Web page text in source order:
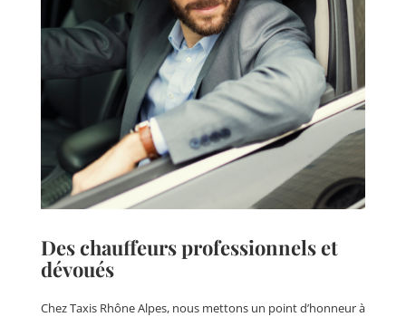
Des chauffeurs professionnels et
dévoués
Chez Taxis Rhône Alpes, nous mettons un point d’honneur à